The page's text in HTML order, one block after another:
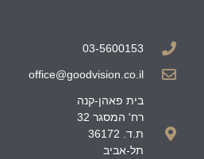
03-5600153
office@goodvision.co.il
בית פאהן-קנה
רח' המסגר 32
ת.ד. 36172
תל-אביב